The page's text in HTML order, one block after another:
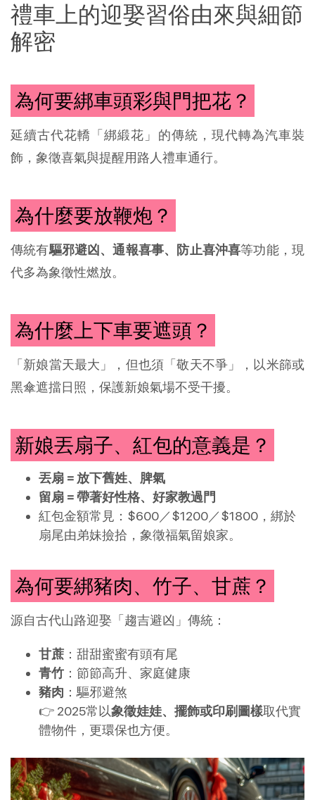
禮車上的迎娶習俗由來與細節
解密
為何要綁車頭彩與門把花？
延續古代花轎「綁緞花」的傳統，現代轉為汽車裝
飾，象徵喜氣與提醒用路人禮車通行。
為什麼要放鞭炮？
傳統有驅邪避凶、通報喜事、防止喜沖喜等功能，現
代多為象徵性燃放。
為什麼上下車要遮頭？
「新娘當天最大」，但也須「敬天不爭」，以米篩或
黑傘遮擋日照，保護新娘氣場不受干擾。
新娘丟扇子、紅包的意義是？
丟扇 = 放下舊姓、脾氣
留扇 = 帶著好性格、好家教過門
紅包金額常見：$600／$1200／$1800，綁於
扇尾由弟妹撿拾，象徵福氣留娘家。
為何要綁豬肉、竹子、甘蔗？
源自古代山路迎娶「趨吉避凶」傳統：
甘蔗 ：甜甜蜜蜜有頭有尾
青竹 ：節節高升、家庭健康
豬肉 ：驅邪避煞
👉 2025常以象徵娃娃、擺飾或印刷圖樣取代實
體物件，更環保也方便。